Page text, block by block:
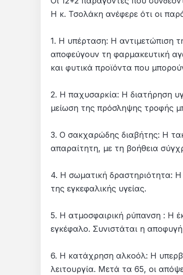
Η κ. Τσολάκη ανέφερε ότι οι
1. Η υπέρταση: Η αντιμετώπιση
αποφεύγουν τη φαρμακευτική
και φυτικά προϊόντα που
2. Η παχυσαρκία: Η διατήρηση
μείωση της πρόσληψης τροφής
3. Ο σακχαρώδης διαβήτης: Η
απαραίτητη, με τη βοήθεια
4. Η σωματική δραστηριότητα:
της εγκεφαλικής υγείας.
5. Η ατμοσφαιρική ρύπανση : Η
εγκέφαλο. Συνιστάται η
6. Η κατάχρηση αλκοόλ: Η
λειτουργία. Μετά τα 65, οι